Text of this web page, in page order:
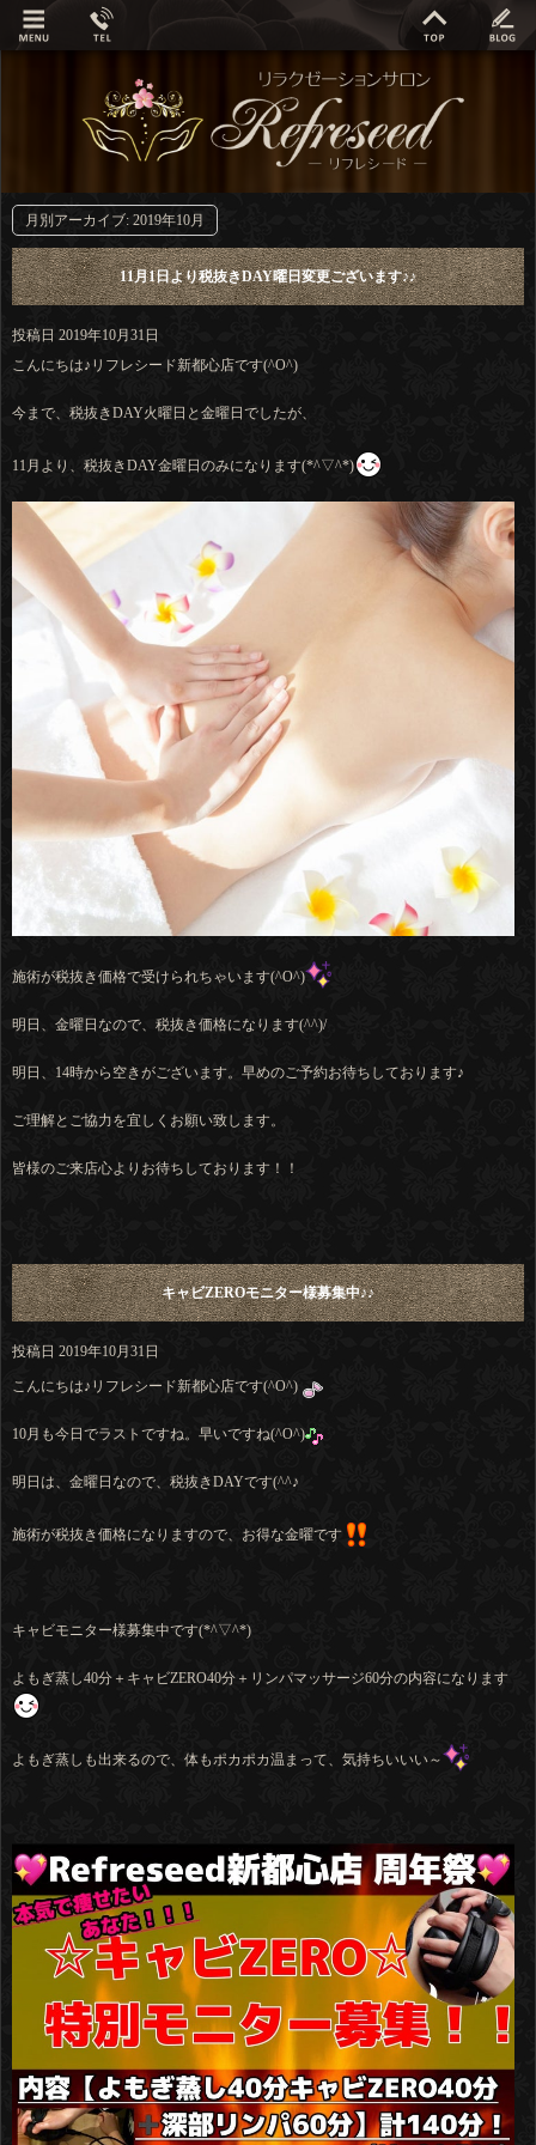
月別アーカイブ: 2019年10月
11月1日より税抜きDAY曜日変更ございます♪♪
投稿日 2019年10月31日
こんにちは♪リフレシード新都心店です(^O^)
今まで、税抜きDAY火曜日と金曜日でしたが、
11月より、税抜きDAY金曜日のみになります(*^▽^*)
施術が税抜き価格で受けられちゃいます(^O^)
明日、金曜日なので、税抜き価格になります(^^)/
明日、14時から空きがございます。早めのご予約お待ちしております♪
ご理解とご協力を宜しくお願い致します。
皆様のご来店心よりお待ちしております！！
キャビZEROモニター様募集中♪♪
投稿日 2019年10月31日
こんにちは♪リフレシード新都心店です(^O^)
10月も今日でラストですね。早いですね(^O^)
明日は、金曜日なので、税抜きDAYです(^^♪
施術が税抜き価格になりますので、お得な金曜です
キャビモニター様募集中です(*^▽^*)
よもぎ蒸し40分＋キャビZERO40分＋リンパマッサージ60分の内容になります
よもぎ蒸しも出来るので、体もポカポカ温まって、気持ちいいい～